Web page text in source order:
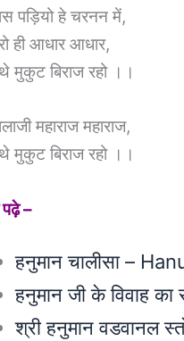
पड़ियो हे चरनन में,
ही आधार आधार,
मुकुट बिराज रहो ।।
महाराज महाराज,
मुकुट बिराज रहो ।।
पढ़े –
हनुमान चालीसा –
हनुमान जी के विवाह
श्री हनुमान वडवानल